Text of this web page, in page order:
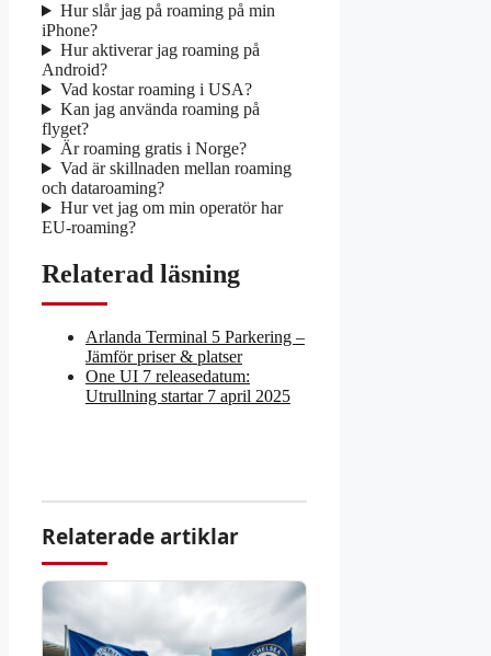
Hur slår jag på roaming på min
iPhone?
Hur aktiverar jag roaming på
Android?
Vad kostar roaming i USA?
Kan jag använda roaming på
flyget?
Är roaming gratis i Norge?
Vad är skillnaden mellan roaming
och dataroaming?
Hur vet jag om min operatör har
EU-roaming?
Relaterad läsning
Arlanda Terminal 5 Parkering –
Jämför priser & platser
One UI 7 releasedatum:
Utrullning startar 7 april 2025
Relaterade artiklar